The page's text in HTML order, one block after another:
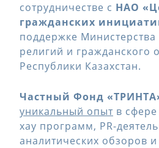
сотрудничестве с НАО
гражданских
поддержке
религий и гражданского
Республики Казахстан.
Частный Фонд
уникальный опыт в
хау программ, PR-
аналитических обзоров